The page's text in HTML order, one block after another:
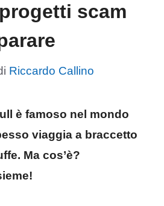
scam
Riccardo Callino
è famoso nel mondo
viaggia a braccetto
Ma cos’è?